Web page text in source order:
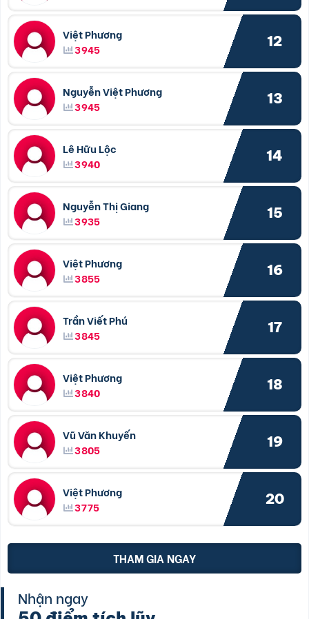
Việt Phương
3945
12
Nguyễn Việt Phương
3945
13
Lê Hữu Lộc
3940
14
Nguyễn Thị Giang
3935
15
Việt Phương
3855
16
Trần Viết Phú
3845
17
Việt Phương
3840
18
Vũ Văn Khuyến
3805
19
Việt Phương
3775
20
THAM GIA NGAY
Nhận ngay